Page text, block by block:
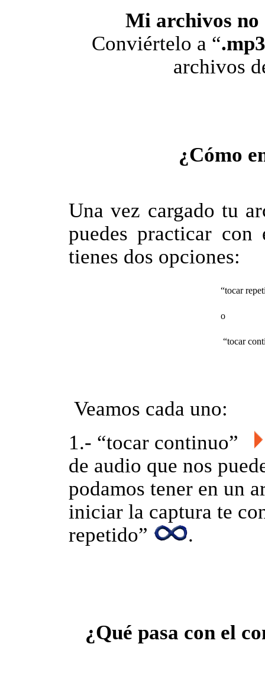
Mi archivos no
Conviértelo a “.mp3
archivos
¿Cómo
Una vez cargado tu
puedes practicar
tienes dos opciones:
“tocar
o
“tocar
Veamos cada uno:
1.- “tocar continuo”
de audio que nos
podamos tener en un
iniciar la captura te
repetido”
.
¿Qué pasa con el